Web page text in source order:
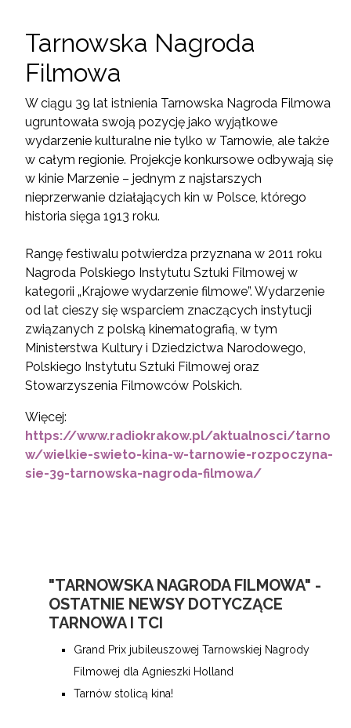
Tarnowska Nagroda
Filmowa
W ciągu 39 lat istnienia Tarnowska Nagroda Filmowa
ugruntowała swoją pozycję jako wyjątkowe
wydarzenie kulturalne nie tylko w Tarnowie, ale także
w całym regionie. Projekcje konkursowe odbywają się
w kinie Marzenie – jednym z najstarszych
nieprzerwanie działających kin w Polsce, którego
historia sięga 1913 roku.
Rangę festiwalu potwierdza przyznana w 2011 roku
Nagroda Polskiego Instytutu Sztuki Filmowej w
kategorii „Krajowe wydarzenie filmowe”. Wydarzenie
od lat cieszy się wsparciem znaczących instytucji
związanych z polską kinematografią, w tym
Ministerstwa Kultury i Dziedzictwa Narodowego,
Polskiego Instytutu Sztuki Filmowej oraz
Stowarzyszenia Filmowców Polskich.
Więcej:
https://www.radiokrakow.pl/aktualnosci/tarno
w/wielkie-swieto-kina-w-tarnowie-rozpoczyna-
sie-39-tarnowska-nagroda-filmowa/
"TARNOWSKA NAGRODA FILMOWA" -
OSTATNIE NEWSY DOTYCZĄCE
TARNOWA I TCI
Grand Prix jubileuszowej Tarnowskiej Nagrody
Filmowej dla Agnieszki Holland
Tarnów stolicą kina!